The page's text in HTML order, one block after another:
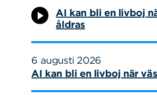
AI kan bli en livboj
åldras
6 augusti 2026
AI kan bli en livboj när